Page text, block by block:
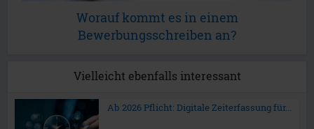
Worauf kommt es in einem
Bewerbungsschreiben an?
Vielleicht ebenfalls interessant
Ab 2026 Pflicht: Digitale Zeiterfassung für...